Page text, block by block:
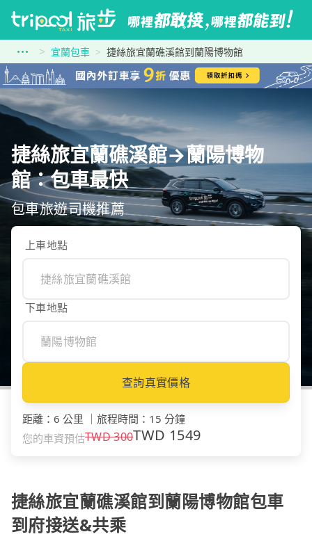
宜蘭包車 捷絲旅宜蘭礁溪館到蘭陽博物館
捷絲旅宜蘭礁溪館→蘭陽博物
館：包車最快
包車旅遊司機推薦
上車地點
下車地點
查詢真實價格
距離 ： 6 公里 旅程時間 ： 15 分鐘
您的車資預估TWD300TWD 1549
捷絲旅宜蘭礁溪館到蘭陽博物館包車
到府接送&共乘